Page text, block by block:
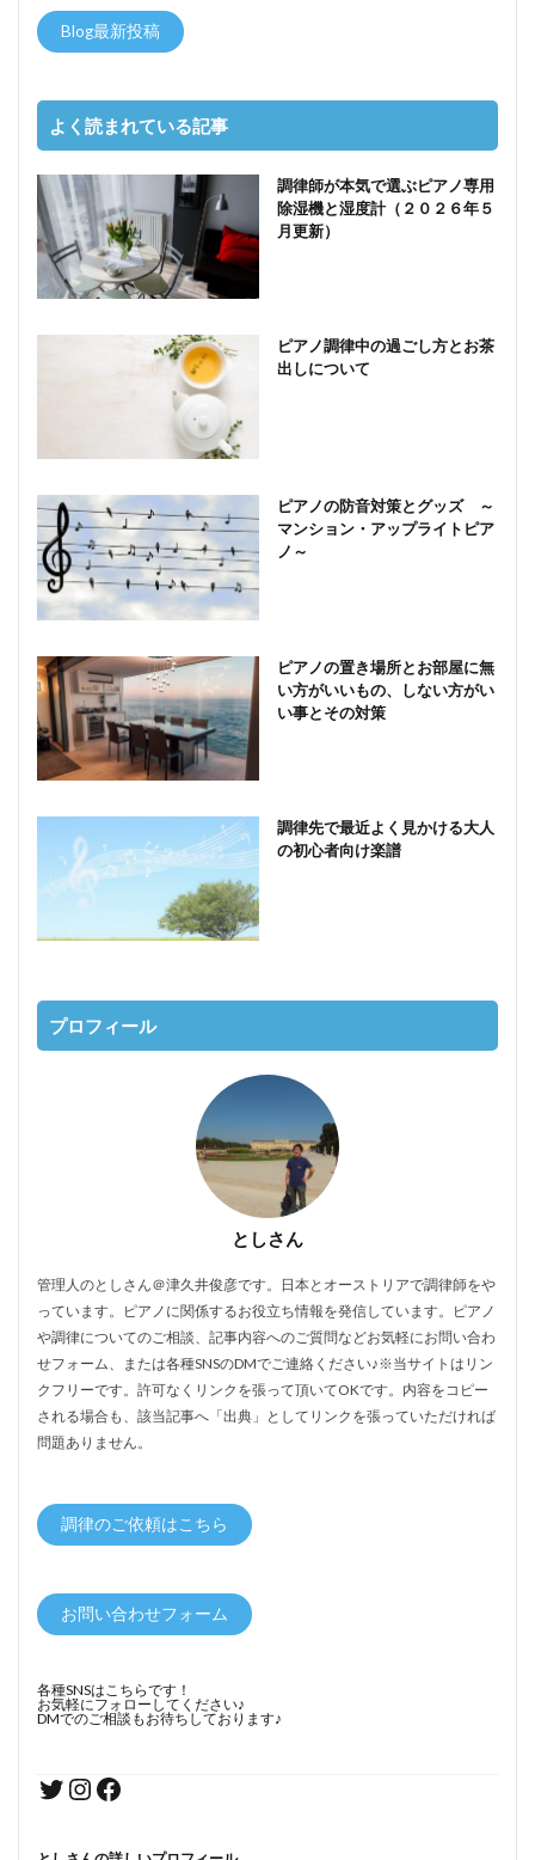
Blog最新投稿
よく読まれている記事
調律師が本気で選ぶピアノ専用
除湿機と湿度計（２０２６年５
月更新）
ピアノ調律中の過ごし方とお茶
出しについて
ピアノの防音対策とグッズ ～
マンション・アップライトピア
ノ～
ピアノの置き場所とお部屋に無
い方がいいもの、しない方がい
い事とその対策
調律先で最近よく見かける大人
の初心者向け楽譜
プロフィール
としさん
管理人のとしさん＠津久井俊彦です。日本とオーストリアで調律師をや
っています。ピアノに関係するお役立ち情報を発信しています。ピアノ
や調律についてのご相談、記事内容へのご質問などお気軽にお問い合わ
せフォーム、または各種SNSのDMでご連絡ください♪※当サイトはリン
クフリーです。許可なくリンクを張って頂いてOKです。内容をコピー
される場合も、該当記事へ「出典」としてリンクを張っていただければ
問題ありません。
調律のご依頼はこちら
お問い合わせフォーム
各種SNSはこちらです！
お気軽にフォローしてください♪
DMでのご相談もお待ちしております♪